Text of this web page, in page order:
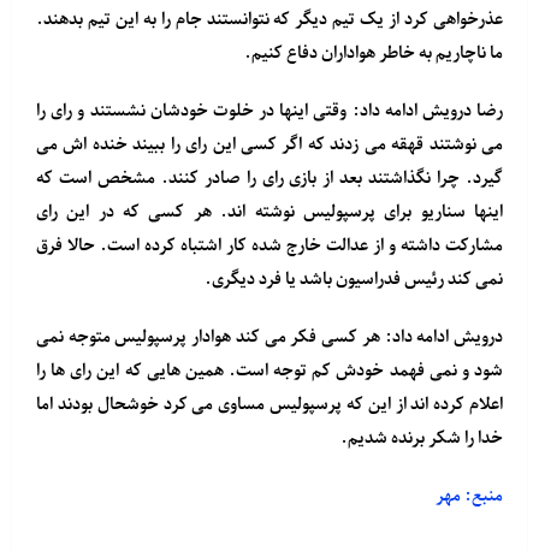
عذرخواهی کرد از یک تیم دیگر که نتوانستند جام را به این تیم بدهند.
ما ناچاریم به خاطر هواداران دفاع کنیم.
رضا درویش ادامه داد: وقتی اینها در خلوت خودشان نشستند و رای را
می نوشتند قهقه می زدند که اگر کسی این رای را ببیند خنده اش می
گیرد. چرا نگذاشتند بعد از بازی رای را صادر کنند. مشخص است که
اینها سناریو برای پرسپولیس نوشته اند. هر کسی که در این رای
مشارکت داشته و از عدالت خارج شده کار اشتباه کرده است. حالا فرق
نمی کند رئیس فدراسیون باشد یا فرد دیگری.
درویش ادامه داد: هر کسی فکر می کند هوادار پرسپولیس متوجه نمی
شود و نمی فهمد خودش کم توجه است. همین هایی که این رای ها را
اعلام کرده اند از این که پرسپولیس مساوی می کرد خوشحال بودند اما
خدا را شکر برنده شدیم.
منبع: مهر